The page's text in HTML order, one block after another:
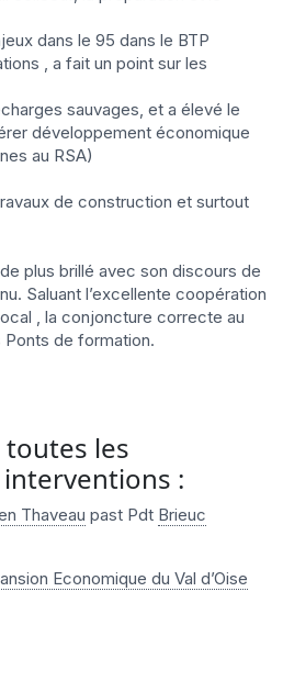
dans le 95 dans le BTP
, a fait un point sur les
sauvages, et a élevé le
développement économique
au RSA)
de construction et surtout
plus brillé avec son discours de
Saluant l’excellente coopération
, la conjoncture correcte au
Ponts de formation.
toutes les
:
Thaveau past Pdt Brieuc
Economique du Val d’Oise